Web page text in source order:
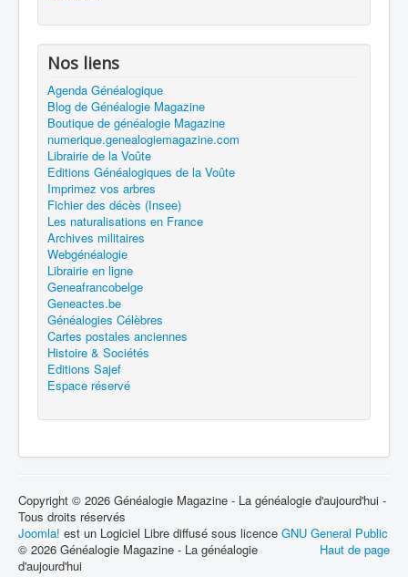
Nos liens
Agenda Généalogique
Blog de Généalogie Magazine
Boutique de généalogie Magazine
numerique.genealogiemagazine.com
Librairie de la Voûte
Editions Généalogiques de la Voûte
Imprimez vos arbres
Fichier des décès (Insee)
Les naturalisations en France
Archives militaires
Webgénéalogie
Librairie en ligne
Geneafrancobelge
Geneactes.be
Généalogies Célèbres
Cartes postales anciennes
Histoire & Sociétés
Editions Sajef
Espace réservé
Copyright © 2026 Généalogie Magazine - La généalogie d'aujourd'hui -
Tous droits réservés
Joomla! est un Logiciel Libre diffusé sous licence GNU General Public
Haut de page
© 2026 Généalogie Magazine - La généalogie
d'aujourd'hui